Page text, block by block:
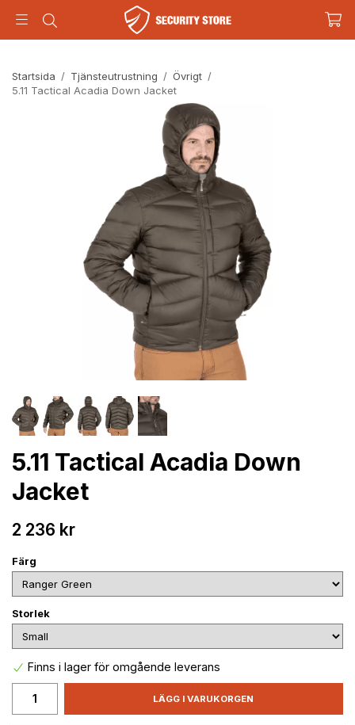
Startsida / Tjänsteutrustning / Övrigt /
5.11 Tactical Acadia Down Jacket
5.11 Tactical Acadia Down
Jacket
2 236 kr
Färg
Storlek
Finns i lager för omgående leverans
LÄGG I VARUKORGEN